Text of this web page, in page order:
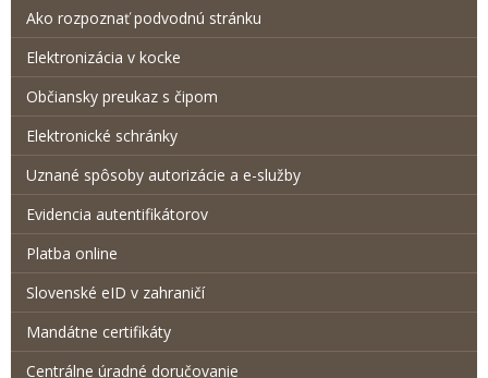
Ako rozpoznať podvodnú stránku
Elektronizácia v kocke
Občiansky preukaz s čipom
Elektronické schránky
Uznané spôsoby autorizácie a e-služby
Evidencia autentifikátorov
Platba online
Slovenské eID v zahraničí
Mandátne certifikáty
Centrálne úradné doručovanie